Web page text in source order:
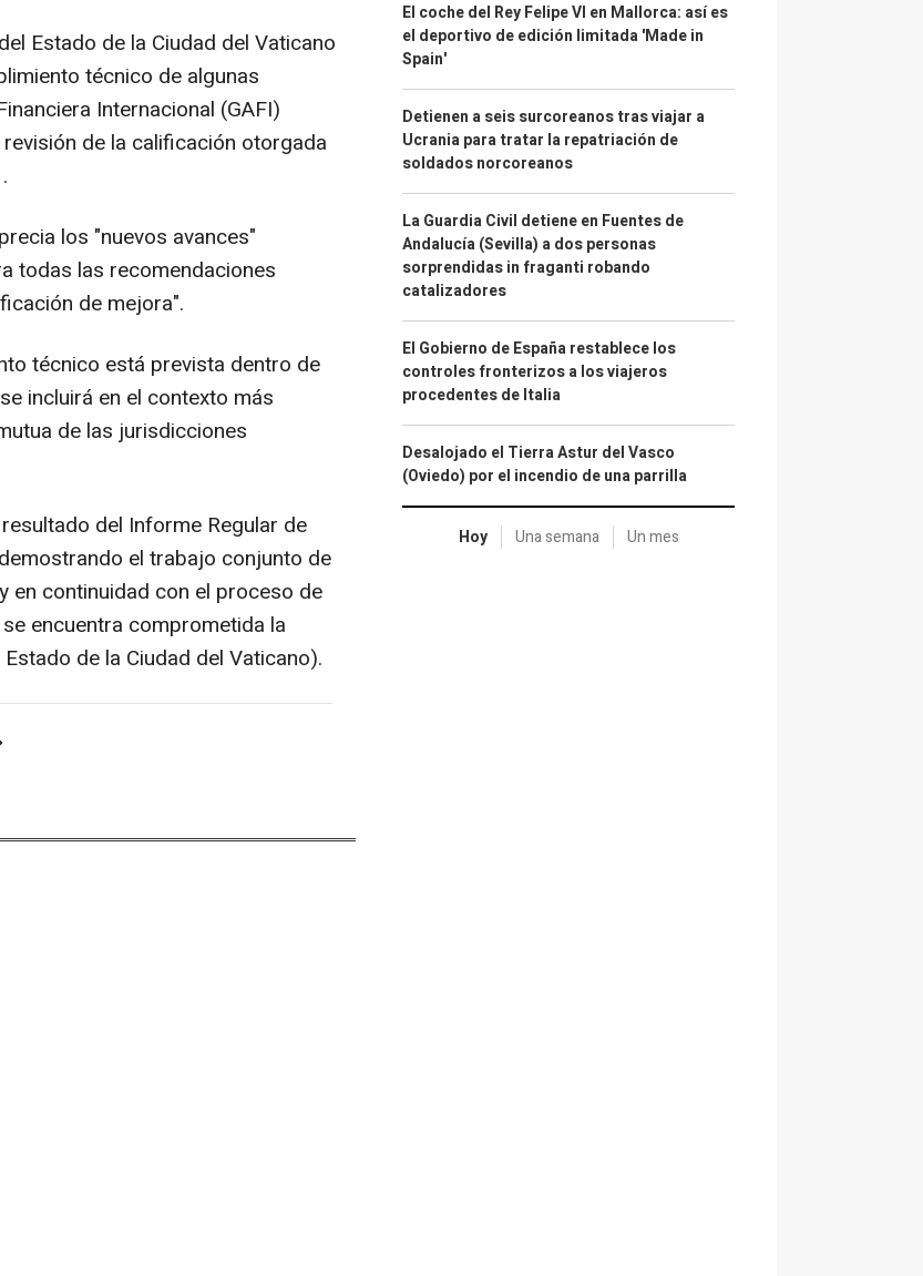
Estado de la Ciudad del Vaticano
técnico de algunas
Internacional (GAFI)
de la calificación otorgada
los "nuevos avances"
todas las recomendaciones
de mejora".
técnico está prevista dentro de
incluirá en el contexto más
de las jurisdicciones
del Informe Regular de
el trabajo conjunto de
en continuidad con el proceso de
encuentra comprometida la
de la Ciudad del Vaticano).
El coche del Rey Felipe VI en Mallorca: así es
el deportivo de edición limitada 'Made in
Spain'
Detienen a seis surcoreanos tras viajar a
Ucrania para tratar la repatriación de
soldados norcoreanos
La Guardia Civil detiene en Fuentes de
Andalucía (Sevilla) a dos personas
sorprendidas in fraganti robando
catalizadores
El Gobierno de España restablece los
controles fronterizos a los viajeros
procedentes de Italia
Desalojado el Tierra Astur del Vasco
(Oviedo) por el incendio de una parrilla
Hoy Una semana Un mes